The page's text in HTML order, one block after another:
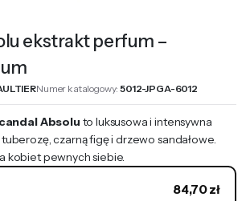
ekstrakt perfum –
Numer katalogowy: 5012-JPGA-6012
Absolu to luksusowa i intensywna
czarną figę i drzewo sandałowe.
kobiet pewnych siebie.
84,70zł